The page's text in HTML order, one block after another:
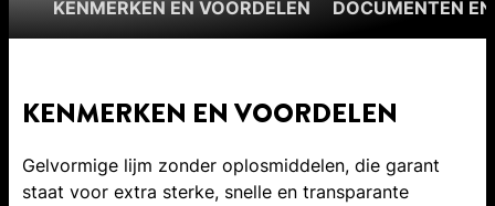
KENMERKEN EN VOORDELEN DOCUMENTEN
KENMERKEN EN VOORDELEN
Gelvormige lijm zonder oplosmiddelen, die garant
staat voor extra sterke, snelle en transparante